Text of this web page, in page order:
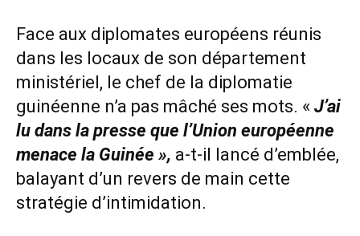
Face aux diplomates européens réunis
dans les locaux de son département
ministériel, le chef de la diplomatie
guinéenne n’a pas mâché ses mots. « J’ai
lu dans la presse que l’Union européenne
menace la Guinée », a-t-il lancé d’emblée,
balayant d’un revers de main cette
stratégie d’intimidation.